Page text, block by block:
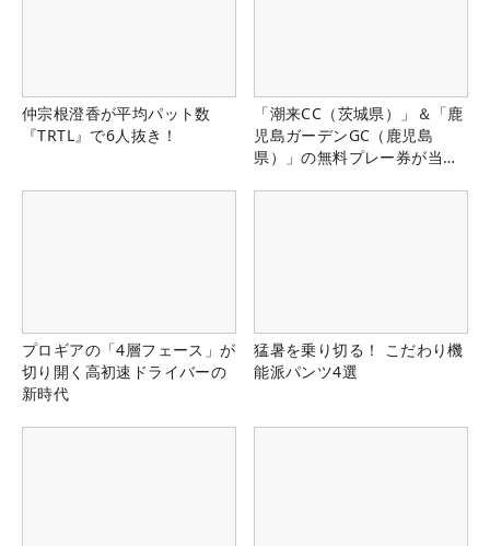
仲宗根澄香が平均パット数
『TRTL』で6人抜き！
「潮来CC（茨城県）」＆「鹿
児島ガーデンGC（鹿児島
県）」の無料プレー券が当た
プロギアの「4層フェース」が
切り開く高初速ドライバーの
新時代
猛暑を乗り切る！ こだわり機
能派パンツ4選